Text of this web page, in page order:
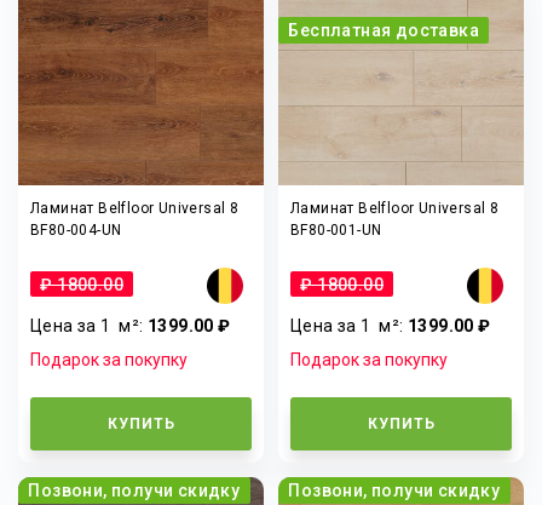
Ламинат Belfloor Universal 8
BF80-004-UN
₽ 1800.00
Цена за 1м²: 1399.00 ₽
Подарок за покупку
КУПИТЬ
Бесплатная доставка
Ламинат Belfloor Universal 8
BF80-001-UN
₽ 1800.00
Цена за 1м²: 1399.00 ₽
Подарок за покупку
КУПИТЬ
Позвони, получи скидку Позвони, получи скидку